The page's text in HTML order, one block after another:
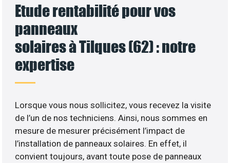
Etude rentabilité pour vos
panneaux
solaires à Tilques (62) : notre
expertise
Lorsque vous nous sollicitez, vous recevez la visite
de l’un de nos techniciens. Ainsi, nous sommes en
mesure de mesurer précisément l’impact de
l’installation de panneaux solaires. En effet, il
convient toujours, avant toute pose de panneaux